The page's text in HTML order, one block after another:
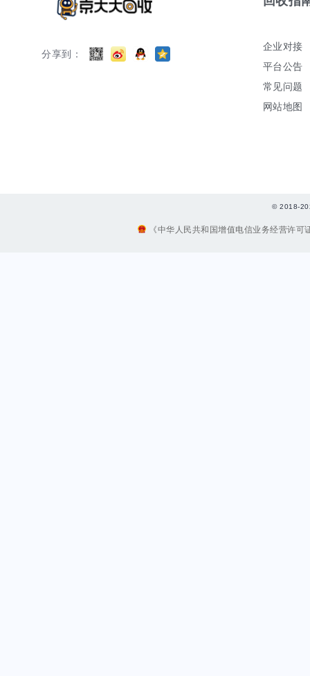
分享到：
企业对接
平台公告
常见问题
网站地图
© 2018-
《中华人民共和国增值电信业务经营许